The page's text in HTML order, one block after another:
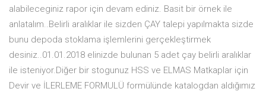
alabileceginiz rapor için devam ediniz. Basit bir örnek ile
anlatalım..Belirli aralıklar ile sizden ÇAY talepi yapılmakta sizde
bunu depoda stoklama işlemlerini gerçekleştirmek
desiniz..01.01.2018 elinizde bulunan 5 adet çay belirli aralıklar
ile isteniyor.Diğer bir stogunuz HSS ve ELMAS Matkaplar için
Devir ve İLERLEME FORMULÜ formülünde katalogdan aldığımız